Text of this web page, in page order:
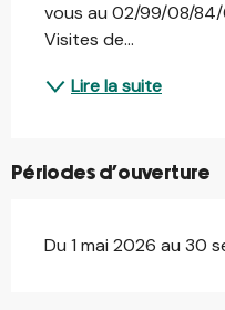
vous au 02/99/08/
Visites de...
Lire la suite
Périodes d'ouverture
Du 1 mai 2026 au 30